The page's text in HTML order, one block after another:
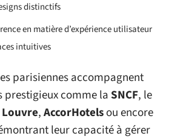
distinctifs
en matière d’expérience utilisateur
intuitives
parisiennes accompagnent
prestigieux comme laSNCF, le
Louvre,AccorHotelsou encore
leur capacité à gérer